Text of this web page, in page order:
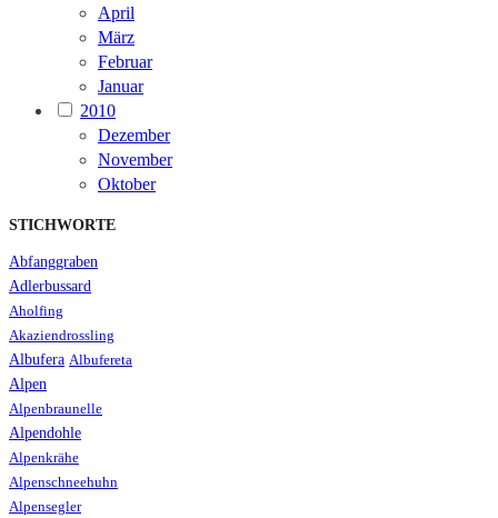
April
März
Februar
Januar
2010
Dezember
November
Oktober
STICHWORTE
Abfanggraben
Adlerbussard
Aholfing
Akaziendrossling
Albufera Albufereta
Alpen
Alpenbraunelle
Alpendohle
Alpenkrähe
Alpenschneehuhn
Alpensegler